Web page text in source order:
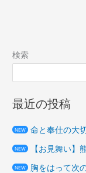
検索
最近の投稿
NEW 命と奉仕の大
NEW 【お見舞い】
NEW
胸をはって次